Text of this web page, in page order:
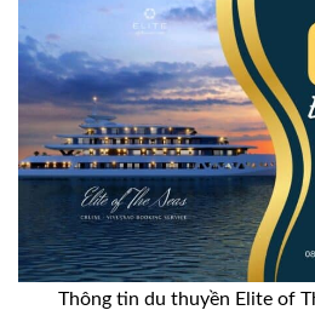
Thông tin du thuyền Elite of